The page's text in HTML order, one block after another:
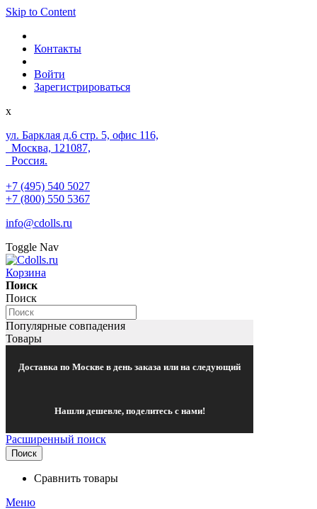
Skip to Content
Контакты
Войти
Зарегистрироваться
x
ул. Барклая д.6 стр. 5, офис 116,
Москва, 121087,
Россия.
+7 (495) 540 5027
+7 (800) 550 5367
info@cdolls.ru
Toggle Nav
Корзина
Поиск
Поиск
Популярные совпадения
Товары
Доставка по Москве в день заказа или на следующий
Нашли дешевле, поделитесь с нами!
Расширенный поиск
Поиск
Сравнить товары
Меню